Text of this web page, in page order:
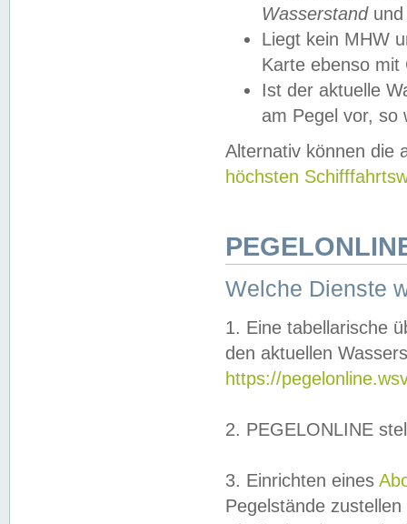
Wasserstandund
Liegt kein MHW
Karte ebenso mit
Ist der aktuelle
am Pegel vor,
Alternativ können die
höchsten
Welche Dienste
1. Eine tabellarische
den aktuellen
https://
2. PEGELONLINE
3. Einrichten eines
Pegelstände